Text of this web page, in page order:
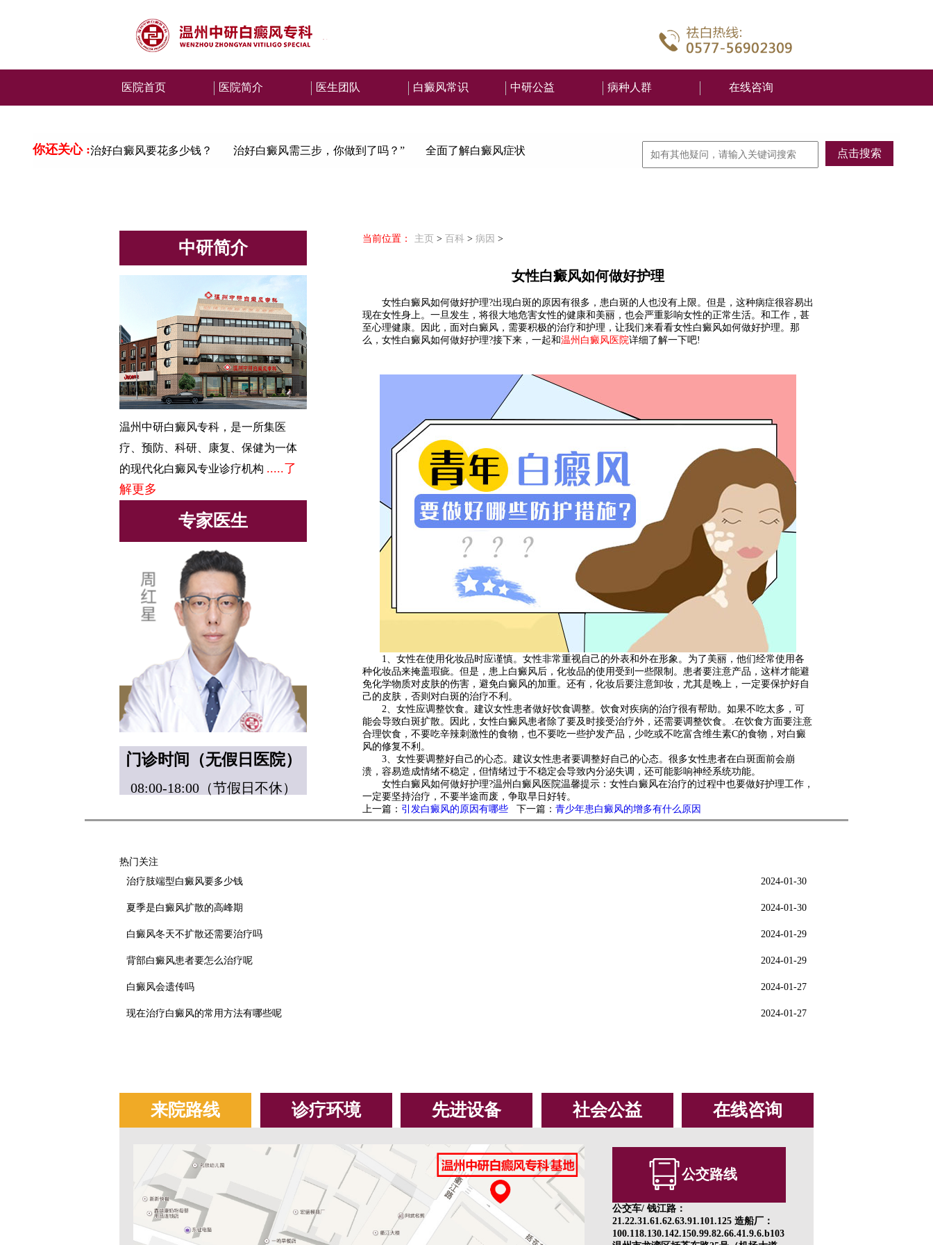
医院首页 医院简介 医生团队 白癜风常识 中研公益 病种人群 在线咨询
你还关心 :治好白癜风要花多少钱？ 治好白癜风需三步，你做到了吗？” 全面了解白癜风症状
中研简介
温州中研白癜风专科，是一所集医
疗、预防、科研、康复、保健为一体
的现代化白癜风专业诊疗机构 .....了
解更多
专家医生
门诊时间（无假日医院）
08:00-18:00（节假日不休）
当前位置： 主页 > 百科 > 病因 >
女性白癜风如何做好护理
女性白癜风如何做好护理?出现白斑的原因有很多，患白斑的人也没有上限。但是，这种病症很容易出
现在女性身上。一旦发生，将很大地危害女性的健康和美丽，也会严重影响女性的正常生活。和工作，甚
至心理健康。因此，面对白癜风，需要积极的治疗和护理，让我们来看看女性白癜风如何做好护理。那
么，女性白癜风如何做好护理?接下来，一起和温州白癜风医院详细了解一下吧!
1、女性在使用化妆品时应谨慎。女性非常重视自己的外表和外在形象。为了美丽，他们经常使用各
种化妆品来掩盖瑕疵。但是，患上白癜风后，化妆品的使用受到一些限制。患者要注意产品，这样才能避
免化学物质对皮肤的伤害，避免白癜风的加重。还有，化妆后要注意卸妆，尤其是晚上，一定要保护好自
己的皮肤，否则对白斑的治疗不利。
2、女性应调整饮食。建议女性患者做好饮食调整。饮食对疾病的治疗很有帮助。如果不吃太多，可
能会导致白斑扩散。因此，女性白癜风患者除了要及时接受治疗外，还需要调整饮食。.在饮食方面要注意
合理饮食，不要吃辛辣刺激性的食物，也不要吃一些护发产品，少吃或不吃富含维生素C的食物，对白癜
风的修复不利。
3、女性要调整好自己的心态。建议女性患者要调整好自己的心态。很多女性患者在白斑面前会崩
溃，容易造成情绪不稳定，但情绪过于不稳定会导致内分泌失调，还可能影响神经系统功能。
女性白癜风如何做好护理?温州白癜风医院温馨提示：女性白癜风在治疗的过程中也要做好护理工作，
一定要坚持治疗，不要半途而废，争取早日好转。
上一篇： 引发白癜风的原因有哪些 下一篇： 青少年患白癜风的增多有什么原因
热门关注
2024-01-30
治疗肢端型白癜风要多少钱
2024-01-30
夏季是白癜风扩散的高峰期
2024-01-29
白癜风冬天不扩散还需要治疗吗
2024-01-29
背部白癜风患者要怎么治疗呢
2024-01-27
白癜风会遗传吗
2024-01-27
现在治疗白癜风的常用方法有哪些呢
来院路线 诊疗环境 先进设备 社会公益 在线咨询
公交路线
公交车/ 钱江路：
21.22.31.61.62.63.91.101.125 造船厂：
100.118.130.142.150.99.82.66.41.9.6.b103